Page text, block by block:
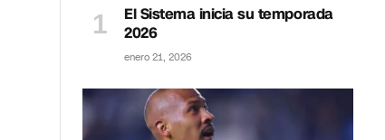
El Sistema inicia su temporada
2026
enero 21, 2026